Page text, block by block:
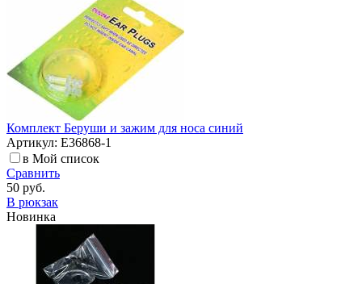
Комплект Беруши и зажим для носа синий
Артикул: E36868-1
в Мой список
Сравнить
50 руб.
В рюкзак
Новинка